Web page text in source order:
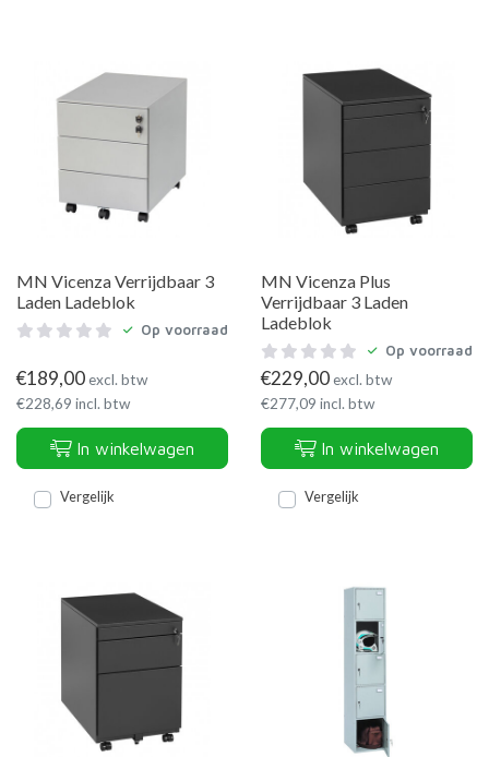
MN Vicenza Verrijdbaar 3
Laden Ladeblok
Op voorraad
€189,00excl. btw
€228,69 incl. btw
In winkelwagen
Vergelijk
MN Vicenza Plus
Verrijdbaar 3 Laden
Ladeblok
Op voorraad
€229,00excl. btw
€277,09 incl. btw
In winkelwagen
Vergelijk